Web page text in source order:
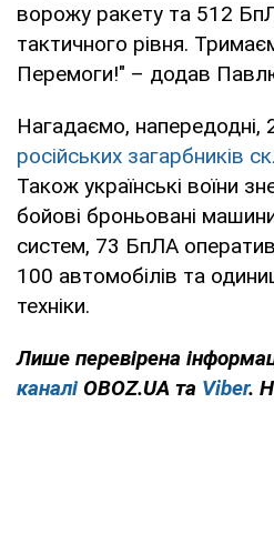
ворожу ракету та 512
тактичного рівня.
Перемоги!" – додав
Нагадаємо, напередодні,
російських загарбників
Також українські воїни
бойові броньовані
систем, 73 БпЛА
100 автомобілів та
техніки.
Лише перевірена
каналі OBOZ.UA та Viber.